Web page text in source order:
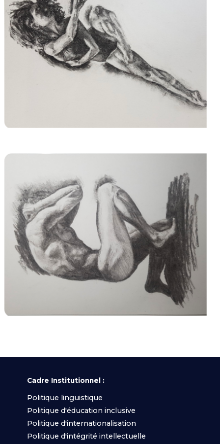
Cadre Institutionnel :
Politique linguistique
Politique d'éducation inclusive
Politique d'internationalisation
Politique d'intégrité intellectuelle